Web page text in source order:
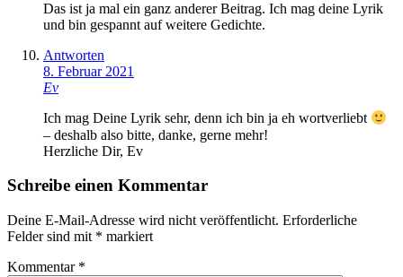
Das ist ja mal ein ganz anderer Beitrag. Ich mag deine Lyrik
und bin gespannt auf weitere Gedichte.
Antworten
8. Februar 2021
Ev
Ich mag Deine Lyrik sehr, denn ich bin ja eh wortverliebt
– deshalb also bitte, danke, gerne mehr!
Herzliche Dir, Ev
Schreibe einen Kommentar
Deine E-Mail-Adresse wird nicht veröffentlicht. Erforderliche
Felder sind mit * markiert
Kommentar *